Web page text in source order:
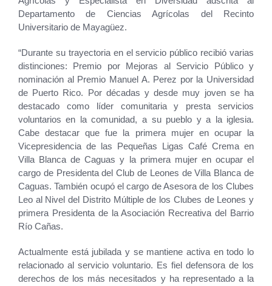
Departamento de Ciencias Agrícolas del Recinto
Universitario de Mayagüez.
“Durante su trayectoria en el servicio público recibió varias
distinciones: Premio por Mejoras al Servicio Público y
nominación al Premio Manuel A. Perez por la Universidad
de Puerto Rico. Por décadas y desde muy joven se ha
destacado como líder comunitaria y presta servicios
voluntarios en la comunidad, a su pueblo y a la iglesia.
Cabe destacar que fue la primera mujer en ocupar la
Vicepresidencia de las Pequeñas Ligas Café Crema en
Villa Blanca de Caguas y la primera mujer en ocupar el
cargo de Presidenta del Club de Leones de Villa Blanca de
Caguas. También ocupó el cargo de Asesora de los Clubes
Leo al Nivel del Distrito Múltiple de los Clubes de Leones y
primera Presidenta de la Asociación Recreativa del Barrio
Río Cañas.
Actualmente está jubilada y se mantiene activa en todo lo
relacionado al servicio voluntario. Es fiel defensora de los
derechos de los más necesitados y ha representado a la